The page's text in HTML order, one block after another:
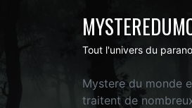
Tout l'univers du
Mystere du monde
traitent de